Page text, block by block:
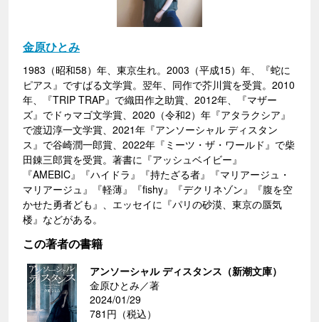
金原ひとみ
1983（昭和58）年、東京生れ。2003（平成15）年、『蛇に
ピアス』ですばる文学賞。翌年、同作で芥川賞を受賞。2010
年、『TRIP TRAP』で織田作之助賞、2012年、『マザー
ズ』でドゥマゴ文学賞、2020（令和2）年『アタラクシア』
で渡辺淳一文学賞、2021年『アンソーシャル ディスタン
ス』で谷崎潤一郎賞、2022年『ミーツ・ザ・ワールド』で柴
田錬三郎賞を受賞。著書に『アッシュベイビー』
『AMEBIC』『ハイドラ』『持たざる者』『マリアージュ・
マリアージュ』『軽薄』『fishy』『デクリネゾン』『腹を空
かせた勇者ども』、エッセイに『パリの砂漠、東京の蜃気
楼』などがある。
この著者の書籍
アンソーシャル ディスタンス（新潮文庫）
金原ひとみ／著
2024/01/29
781円（税込）